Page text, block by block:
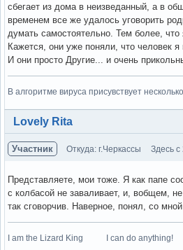
сбегает из дома в неизведанный, а в
временем все же удалось уговорить
думать самостоятельно. Тем более,
Кажется, они уже поняли, что человек я
И они просто Другие... и очень
В алгоритме вируса присувствует
Вне форума
Lovely Rita
Участник Откуда: г.Черкассы Здесь
Представляете, мои тоже. Я как папе
с колбасой не заваливает, и, вобщем,
так сговорчив. Наверное, понял, со
I am the Lizard King I can do anything!